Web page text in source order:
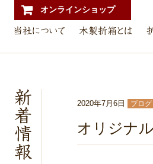
オンラインショップ
2020年7月6日 ブログ
オリジナ